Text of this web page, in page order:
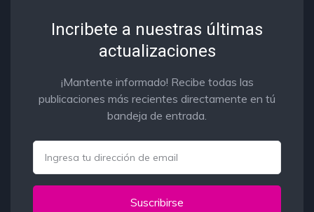
Incribete a nuestras últimas
actualizaciones
¡Mantente informado! Recibe todas las
publicaciones más recientes directamente en tú
bandeja de entrada.
Suscribirse